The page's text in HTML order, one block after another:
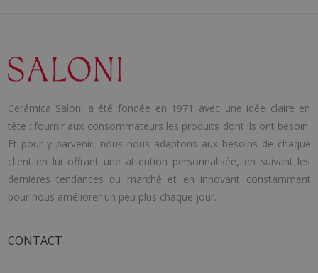
Cerámica Saloni a été fondée en 1971 avec une idée claire en
tête : fournir aux consommateurs les produits dont ils ont besoin.
Et pour y parvenir, nous nous adaptons aux besoins de chaque
client en lui offrant une attention personnalisée, en suivant les
dernières tendances du marché et en innovant constamment
pour nous améliorer un peu plus chaque jour.
CONTACT